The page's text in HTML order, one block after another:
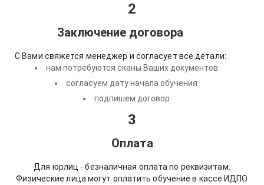
2
Заключение договора
С Вами свяжется менеджер и согласует все детали:
нам потребуются сканы Ваших документов
согласуем дату начала обучения
подпишем договор
3
Оплата
Для юрлиц - безналичная оплата по реквизитам.
Физические лица могут оплатить обучение в кассе ИДПО